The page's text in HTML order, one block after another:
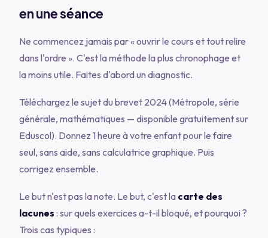
en une séance
Ne commencez jamais par « ouvrir le cours et tout relire
dans l'ordre ». C'est la méthode la plus chronophage et
la moins utile. Faites d'abord un diagnostic.
Téléchargez le sujet du brevet 2024 (Métropole, série
générale, mathématiques — disponible gratuitement sur
Eduscol). Donnez 1 heure à votre enfant pour le faire
seul, sans aide, sans calculatrice graphique. Puis
corrigez ensemble.
Le but n'est pas la note. Le but, c'est la carte des
lacunes : sur quels exercices a-t-il bloqué, et pourquoi ?
Trois cas typiques :